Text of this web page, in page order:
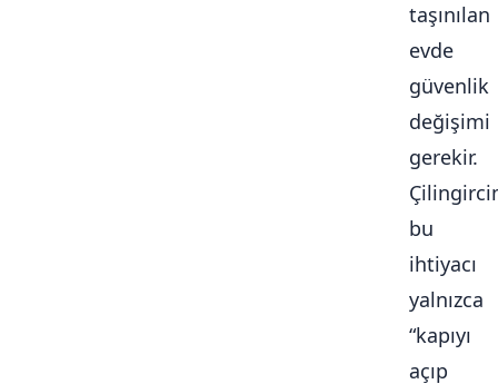
taşınılan
evde
güvenlik
değişimi
gerekir.
bu
ihtiyacı
yalnızca
“kapıyı
açıp